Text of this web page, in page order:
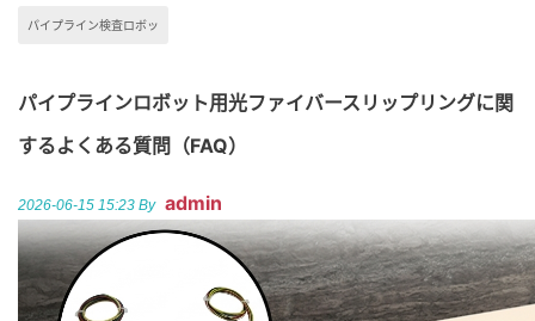
パイプライン検査ロボッ
パイプラインロボット用光ファイバースリップリングに関
するよくある質問（FAQ）
2026-06-15 15:23 By admin